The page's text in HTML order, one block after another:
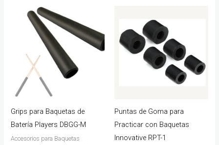
Grips para Baquetas de
Batería Players DBGG-M
Accesorios para Baquetas
Puntas de Goma para
Practicar con Baquetas
Innovative RPT-1